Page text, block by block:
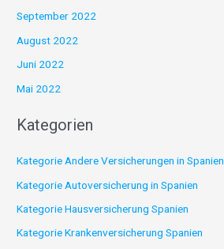
September 2022
August 2022
Juni 2022
Mai 2022
Kategorien
Kategorie Andere Versicherungen in Spanien
Kategorie Autoversicherung in Spanien
Kategorie Hausversicherung Spanien
Kategorie Krankenversicherung Spanien